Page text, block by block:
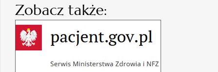
Zobacz także: